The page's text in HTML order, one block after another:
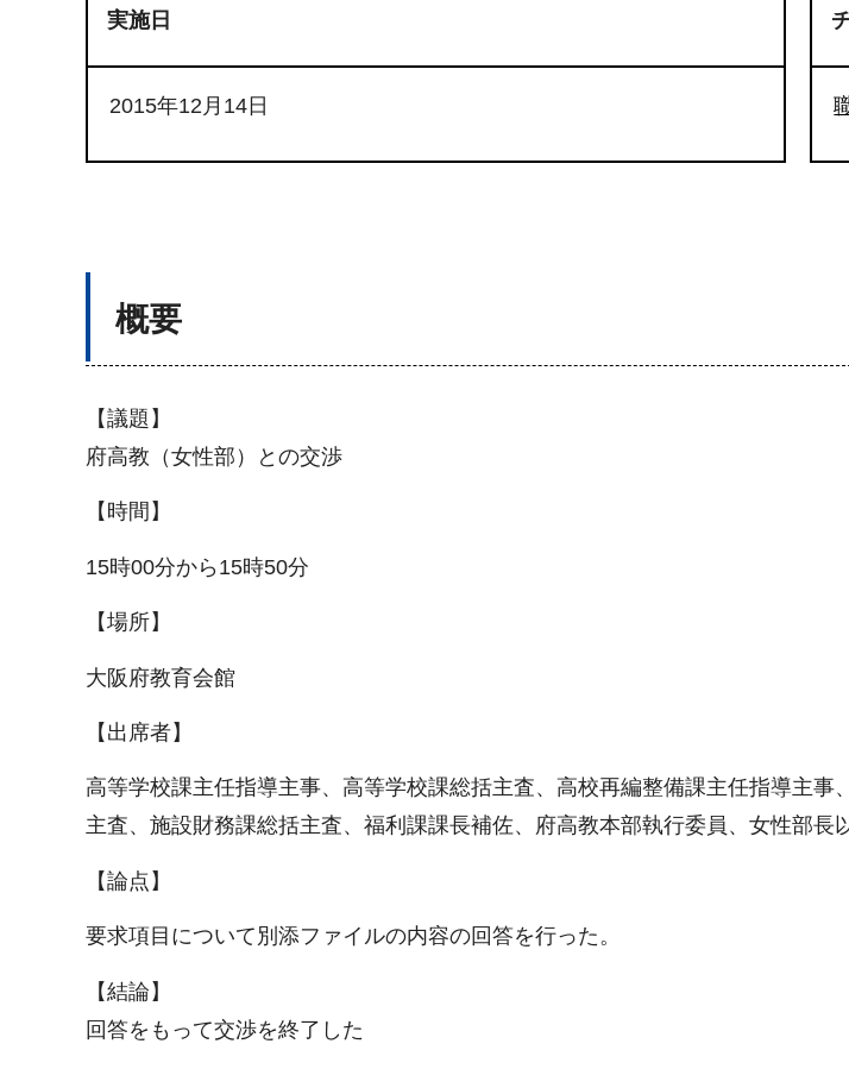
実施日
2015年12月14日
概要
【議題】
府高教（女性部）との交渉
【時間】
15時00分から15時50分
【場所】
大阪府教育会館
【出席者】
高等学校課主任指導主事、高等学校課総括主査、高校再編整備課主任指導主
主査、施設財務課総括主査、福利課課長補佐、府高教本部執行委員、女性部長
【論点】
要求項目について別添ファイルの内容の回答を行った。
【結論】
回答をもって交渉を終了した